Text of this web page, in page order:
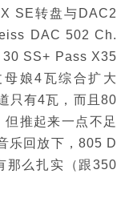
SE转盘与DAC2
DAC 502 Ch.
SS+ Pass X35
娘4瓦综合扩大
只有4瓦，而且80
推起来一点不足
乐回放下，805 D
那么扎实（跟350